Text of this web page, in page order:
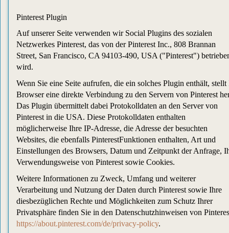
Pinterest Plugin
Auf unserer Seite verwenden wir Social Plugins des sozialen
Netzwerkes Pinterest, das von der Pinterest Inc., 808 Brannan
Street, San Francisco, CA 94103-490, USA ("Pinterest")
wird.
Wenn Sie eine Seite aufrufen, die ein solches Plugin enthält, stellt
Browser eine direkte Verbindung zu den Servern von Pinterest
Das Plugin übermittelt dabei Protokolldaten an den Server von
Pinterest in die USA. Diese Protokolldaten enthalten
möglicherweise Ihre IP-Adresse, die Adresse der besuchten
Websites, die ebenfalls PinterestFunktionen enthalten, Art und
Einstellungen des Browsers, Datum und Zeitpunkt der Anfrage,
Verwendungsweise von Pinterest sowie Cookies.
Weitere Informationen zu Zweck, Umfang und weiterer
Verarbeitung und Nutzung der Daten durch Pinterest sowie Ihre
diesbezüglichen Rechte und Möglichkeiten zum Schutz Ihrer
Privatsphäre finden Sie in den Datenschutzhinweisen von
https://about.pinterest.com/de/privacy-policy.